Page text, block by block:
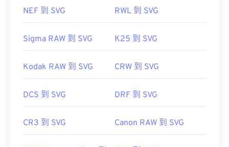
NEF 到 SVG RWL 到 SVG
Sigma RAW 到 SVG K25 到 SVG
Kodak RAW 到 SVG CRW 到 SVG
DCS 到 SVG DRF 到 SVG
CR3 到 SVG Canon RAW 到 SVG